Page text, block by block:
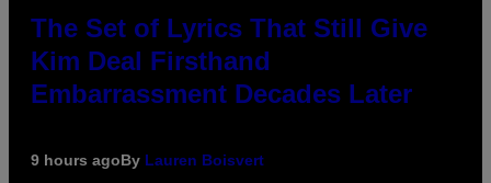
The Set of Lyrics That Still Give
Kim Deal Firsthand
Embarrassment Decades Later
9 hours agoBy Lauren Boisvert